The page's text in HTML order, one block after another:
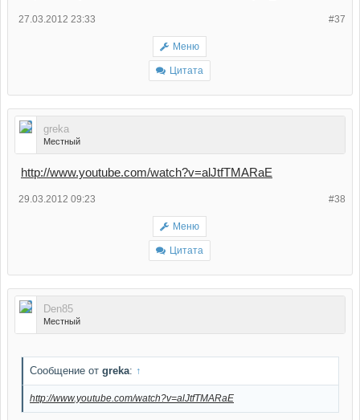
#37
27.03.2012 23:33
Меню
Цитата
greka
Местный
http://www.youtube.com/watch?v=alJtfTMARaE
#38
29.03.2012 09:23
Меню
Цитата
Den85
Местный
Сообщение от greka: ↑
http://www.youtube.com/watch?v=alJtfTMARaE